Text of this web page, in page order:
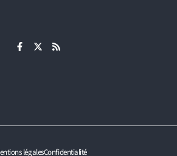
légalesConfidentialité